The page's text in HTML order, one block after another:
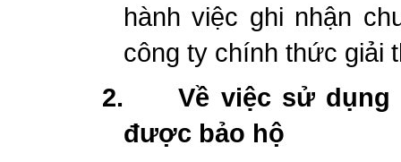
hành việc ghi nhận
công ty chính thức giải
2.
Về việc sử
được bảo hộ